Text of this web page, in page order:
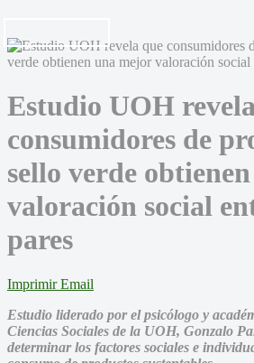
Estudio UOH
consumidores de
sello verde
valoración social
pares
Imprimir Email
Estudio liderado por el psicólogo y
Ciencias Sociales de la UOH, Gonzalo
determinar los factores sociales e